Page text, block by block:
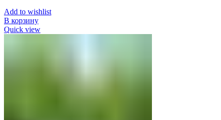
Add to wishlist
В корзину
Quick view